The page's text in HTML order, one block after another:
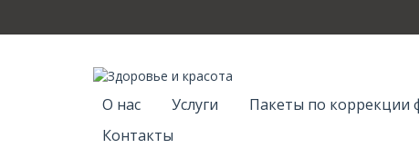
О нас Услуги Пакеты по коррекции
Контакты